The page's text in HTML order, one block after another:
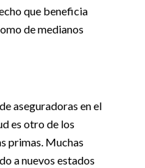
que beneficia
de medianos
aseguradoras en el
es otro de los
primas. Muchas
a nuevos estados